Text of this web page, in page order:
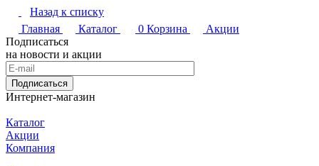
Назад к списку
Главная
Каталог 0 Корзина
Акции
Подписаться
на новости и акции
Подписаться
Интернет-магазин
Каталог
Акции
Компания